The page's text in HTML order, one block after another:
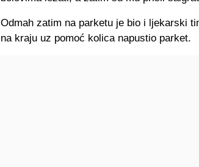
Odmah zatim na parketu je bio i ljekarski
na kraju uz pomoć kolica napustio parket.